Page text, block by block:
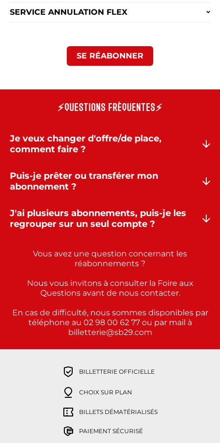
SERVICE ANNULATION FLEX
SE RÉABONNER
⚡QUESTIONS FRÉQUENTES⚡
Je veux changer d'offre/de place,
comment faire ?
Puis-je prêter ou transférer mon
abonnement ?
J'ai plusieurs abonnements, puis-je les
regrouper sur un seul compte ?
Vous avez une question concernant les
réabonnements ?
Nous vous invitons à consulter la Foire aux
Questions avant de nous contacter.
En cas de difficulté, nous sommes disponibles par
téléphone au 02 98 00 62 77 ou par mail à
billetterie@sb29.com
BILLETTERIE OFFICIELLE
CHOIX SUR PLAN
BILLETS DÉMATÉRIALISÉS
PAIEMENT SÉCURISÉ